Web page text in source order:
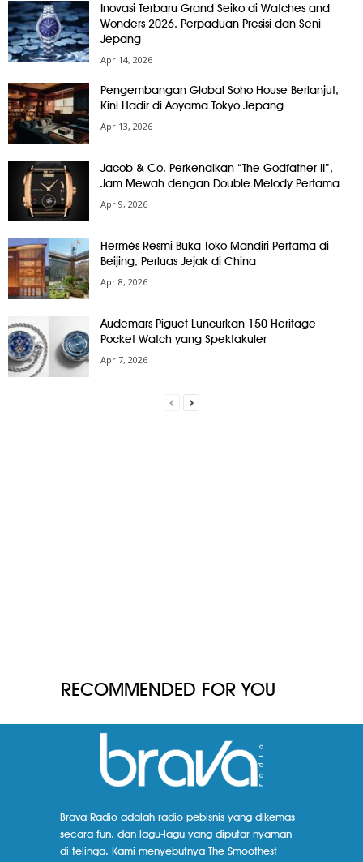
Inovasi Terbaru Grand Seiko di Watches and
Wonders 2026, Perpaduan Presisi dan Seni
Jepang
Apr 14, 2026
Pengembangan Global Soho House Berlanjut,
Kini Hadir di Aoyama Tokyo Jepang
Apr 13, 2026
Jacob & Co. Perkenalkan “The Godfather II”,
Jam Mewah dengan Double Melody Pertama
Apr 9, 2026
Hermès Resmi Buka Toko Mandiri Pertama di
Beijing, Perluas Jejak di China
Apr 8, 2026
Audemars Piguet Luncurkan 150 Heritage
Pocket Watch yang Spektakuler
Apr 7, 2026
RECOMMENDED FOR YOU
Brava Radio adalah radio pebisnis yang dikemas
secara fun, dan lagu-lagu yang diputar nyaman
di telinga. Kami menyebutnya The Smoothest